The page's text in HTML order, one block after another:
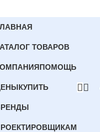
ТОВАРОВ
ПОМОЩЬ
КУПИТЬ